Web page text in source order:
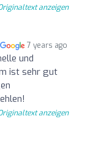
anzeigen
7 years ago
und
ist sehr gut
anzeigen